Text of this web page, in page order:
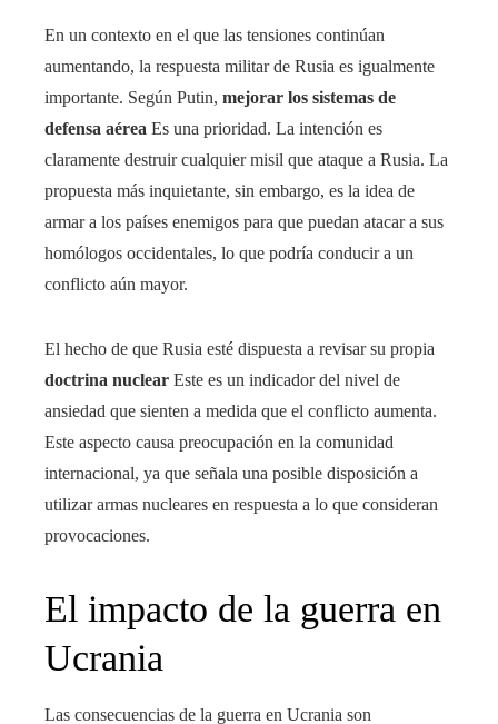
En un contexto en el que las tensiones continúan
aumentando, la respuesta militar de Rusia es igualmente
importante. Según Putin, mejorar los sistemas de
defensa aérea Es una prioridad. La intención es
claramente destruir cualquier misil que ataque a Rusia. La
propuesta más inquietante, sin embargo, es la idea de
armar a los países enemigos para que puedan atacar a sus
homólogos occidentales, lo que podría conducir a un
conflicto aún mayor.
El hecho de que Rusia esté dispuesta a revisar su propia
doctrina nuclear Este es un indicador del nivel de
ansiedad que sienten a medida que el conflicto aumenta.
Este aspecto causa preocupación en la comunidad
internacional, ya que señala una posible disposición a
utilizar armas nucleares en respuesta a lo que consideran
provocaciones.
El impacto de la guerra en
Ucrania
Las consecuencias de la guerra en Ucrania son